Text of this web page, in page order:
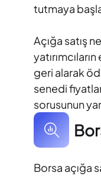
tutmaya
Açığa satış
geri alarak
senedi
sorusunun
Borsa açığa